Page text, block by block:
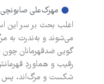
مهرک‌علی صابونچی
اغلب بحث بر سر این
می‌شوند و به‌ندرت به
گویی ضدقهرمانان چون
رقیب و هماوردِ
شکست و مرگ‌اند، پس